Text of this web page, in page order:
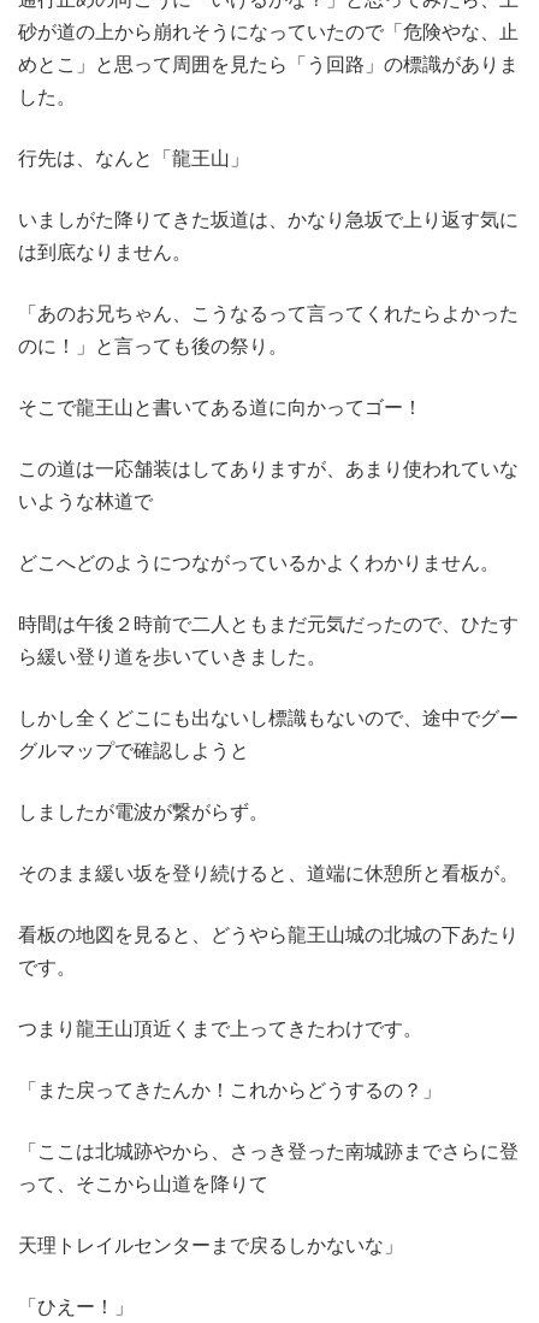
砂が道の上から崩れそうになっていたので「危険やな、止
めとこ」と思って周囲を見たら「う回路」の標識がありま
した。
行先は、なんと「龍王山」
いましがた降りてきた坂道は、かなり急坂で上り返す気に
は到底なりません。
「あのお兄ちゃん、こうなるって言ってくれたらよかった
のに！」と言っても後の祭り。
そこで龍王山と書いてある道に向かってゴー！
この道は一応舗装はしてありますが、あまり使われていな
いような林道で
どこへどのようにつながっているかよくわかりません。
時間は午後２時前で二人ともまだ元気だったので、ひたす
ら緩い登り道を歩いていきました。
しかし全くどこにも出ないし標識もないので、途中でグー
グルマップで確認しようと
しましたが電波が繋がらず。
そのまま緩い坂を登り続けると、道端に休憩所と看板が。
看板の地図を見ると、どうやら龍王山城の北城の下あたり
です。
つまり龍王山頂近くまで上ってきたわけです。
「また戻ってきたんか！これからどうするの？」
「ここは北城跡やから、さっき登った南城跡までさらに登
って、そこから山道を降りて
天理トレイルセンターまで戻るしかないな」
「ひえー！」